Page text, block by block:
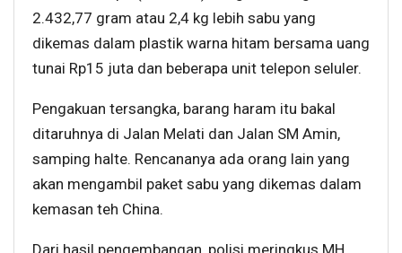
2.432,77 gram atau 2,4 kg lebih sabu yang
dikemas dalam plastik warna hitam bersama uang
tunai Rp15 juta dan beberapa unit telepon seluler.
Pengakuan tersangka, barang haram itu bakal
ditaruhnya di Jalan Melati dan Jalan SM Amin,
samping halte. Rencananya ada orang lain yang
akan mengambil paket sabu yang dikemas dalam
kemasan teh China.